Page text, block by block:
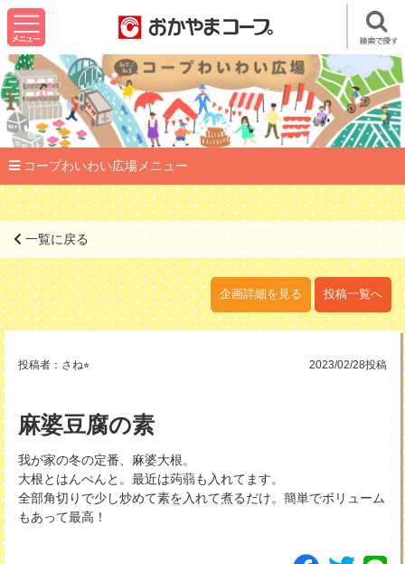
コープわいわい広場メニュー
一覧に戻る
企画詳細を見る 投稿一覧へ
投稿者： さね⭐︎ 2023/02/28投稿
麻婆豆腐の素
我が家の冬の定番、麻婆大根。
大根とはんぺんと。最近は蒟蒻も入れてます。
全部角切りで少し炒めて素を入れて煮るだけ。簡単でボリューム
もあって最高！